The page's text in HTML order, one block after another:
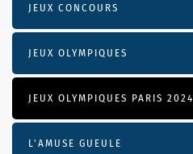
JEUX CONCOURS
JEUX OLYMPIQUES
JEUX OLYMPIQUES PARIS 2024
L'AMUSE GUEULE